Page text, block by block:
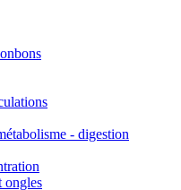
- digestion
ongles